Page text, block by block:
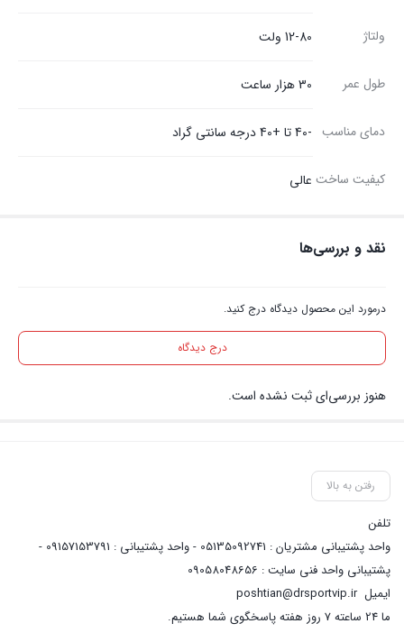
ولتاژ 12-80 ولت
طول عمر 30 هزار ساعت
دمای مناسب -40 تا +40 درجه سانتی گراد
کیفیت ساخت عالی
نقد و بررسی‌ها
درمورد این محصول دیدگاه درج کنید.
درج دیدگاه
هنوز بررسی‌ای ثبت نشده است.
رفتن به بالا
تلفن
واحد پشتیبانی مشتریان : 05135092741 - واحد پشتیبانی : 09157153791 -
پشتیبانی واحد فنی سایت : 09058048656
ایمیلposhtian@drsportvip.ir
ما 24 ساعته 7 روز هفته پاسخگوی شما هستیم.